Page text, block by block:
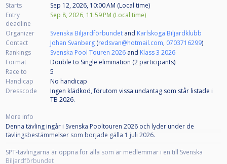
Starts
Sep 12, 2026, 10:00 AM (Local time)
Entry
deadline
Sep 8, 2026, 11:59 PM (Local time)
Organizer Svenska Biljardförbundet and Karlskoga Biljardklubb
Contact
Johan Svanberg (redsvan@hotmail.com, 0703716299)
Rankings
Svenska Pool Touren 2026 and Klass 3 2026
Format
Double to Single elimination (2 participants)
Race to
5
Handicap
No handicap
Dresscode
Ingen klädkod, förutom vissa undantag som står listade i
TB 2026.
More info
Denna tävling ingår i Svenska Pooltouren 2026 och lyder under de
tävlingsbestämmelser som började gälla 1 juli 2026.
SPT-tävlingarna är öppna för alla som är medlemmar i en till Svenska
Biljardförbundet